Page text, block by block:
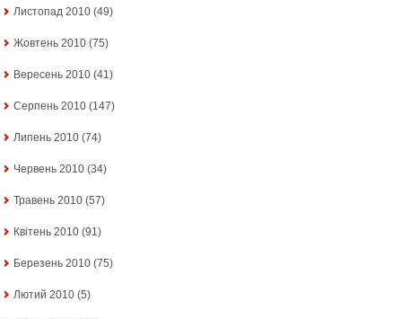
Листопад 2010 (49)
Жовтень 2010 (75)
Вересень 2010 (41)
Серпень 2010 (147)
Липень 2010 (74)
Червень 2010 (34)
Травень 2010 (57)
Квітень 2010 (91)
Березень 2010 (75)
Лютий 2010 (5)